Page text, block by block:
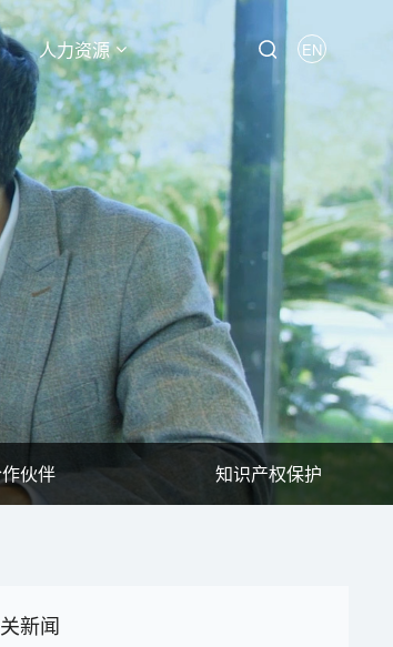
人力资源 EN
伙伴 知识产权保护
新闻